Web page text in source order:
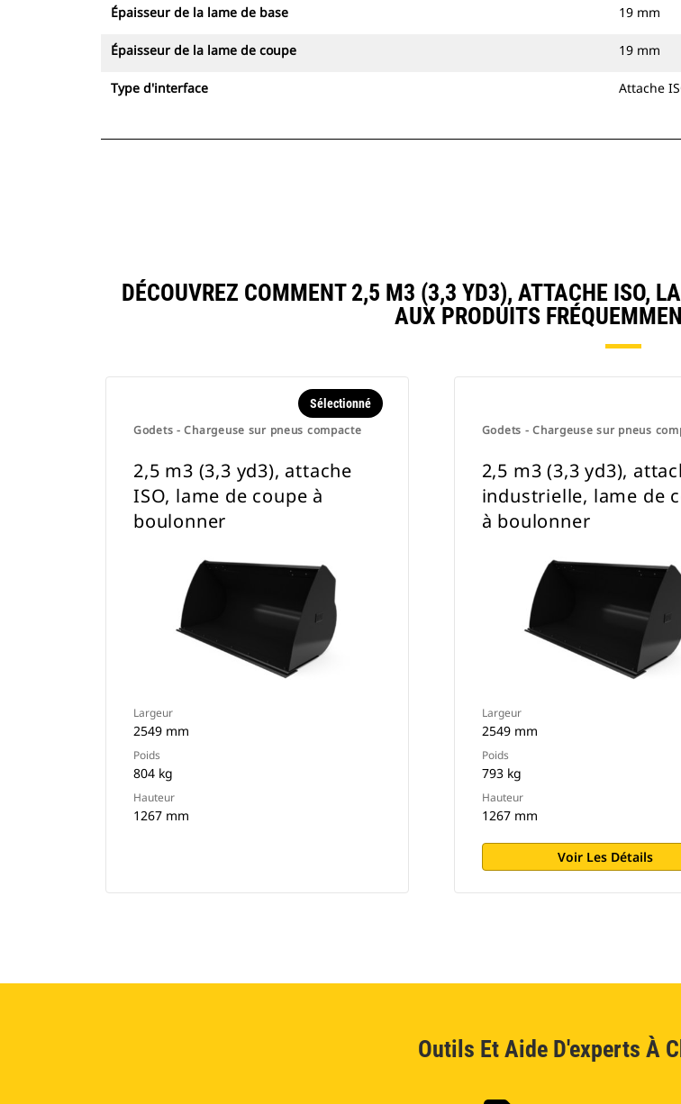
Épaisseur de la lame de base 19 mm
Épaisseur de la lame de coupe 19 mm
Type d'interface Attache
DÉCOUVREZ COMMENT 2,5 M3 (3,3 YD3), ATTACHE ISO,
AUX PRODUITS
Godets - Chargeuse sur pneus compacte
Sélectionné
2,5 m3 (3,3 yd3), attache
ISO, lame de coupe à
boulonner
Largeur
2549 mm
Poids
804 kg
Hauteur
1267 mm
Godets - Chargeuse sur pneus
2,5 m3 (3,3 yd3),
industrielle, lame de
à boulonner
Largeur
2549 mm
Poids
793 kg
Hauteur
1267 mm
Voir Les Détails
Outils Et Aide D'experts À